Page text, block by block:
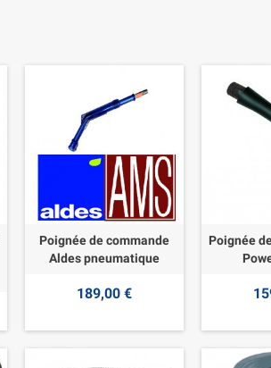
Poignée de commande
Aldes pneumatique
189,00 €
Poignée